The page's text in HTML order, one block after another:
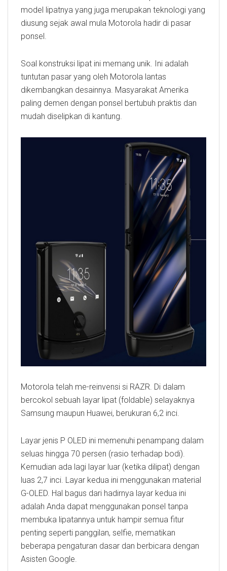
model lipatnya yang juga merupakan teknologi yang
diusung sejak awal mula Motorola hadir di pasar
ponsel.
Soal konstruksi lipat ini memang unik. Ini adalah
tuntutan pasar yang oleh Motorola lantas
dikembangkan desainnya. Masyarakat Amerika
paling demen dengan ponsel bertubuh praktis dan
mudah diselipkan di kantung.
Motorola telah me-reinvensi si RAZR. Di dalam
bercokol sebuah layar lipat (foldable) selayaknya
Samsung maupun Huawei, berukuran 6,2 inci.
Layar jenis P OLED ini memenuhi penampang dalam
seluas hingga 70 persen (rasio terhadap bodi).
Kemudian ada lagi layar luar (ketika dilipat) dengan
luas 2,7 inci. Layar kedua ini menggunakan material
G-OLED. Hal bagus dari hadirnya layar kedua ini
adalah Anda dapat menggunakan ponsel tanpa
membuka lipatannya untuk hampir semua fitur
penting seperti panggilan, selfie, mematikan
beberapa pengaturan dasar dan berbicara dengan
Asisten Google.